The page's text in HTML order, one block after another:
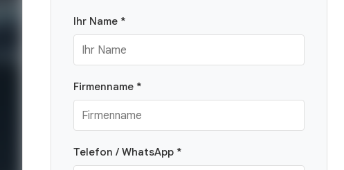
Ihr Name *
Firmenname *
Telefon / WhatsApp *